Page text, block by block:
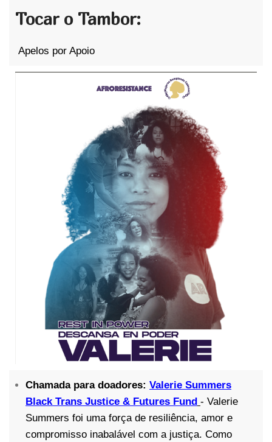
Tocar o Tambor:
Apelos por Apoio
Chamada para doadores: Valerie Summers
Black Trans Justice & Futures Fund - Valerie
Summers foi uma força de resiliência, amor e
compromisso inabalável com a justiça. Como